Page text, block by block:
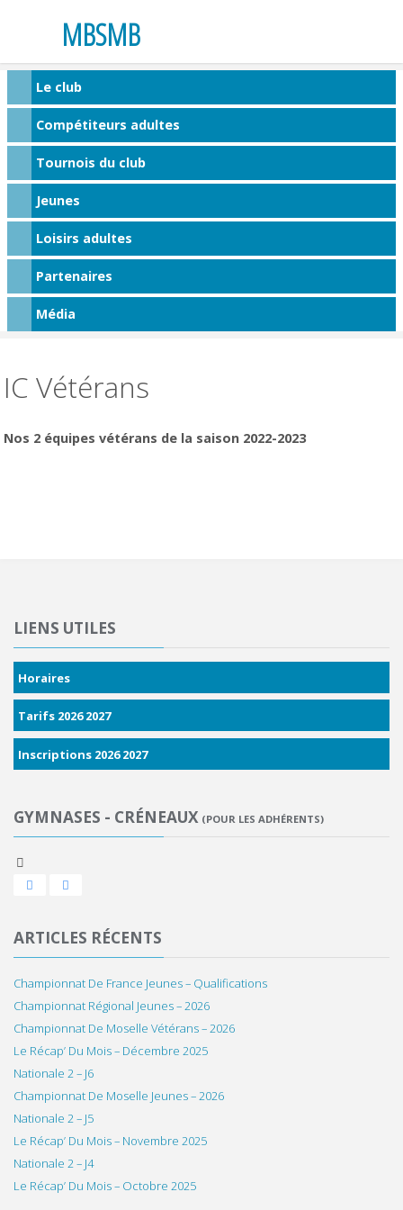
MBSMB
Le club
Compétiteurs adultes
Tournois du club
Jeunes
Loisirs adultes
Partenaires
Média
IC Vétérans
Nos 2 équipes vétérans de la saison 2022-2023
LIENS UTILES
Horaires
Tarifs 2026 2027
Inscriptions 2026 2027
GYMNASES - CRÉNEAUX
ARTICLES RÉCENTS
Championnat De France Jeunes – Qualifications
Championnat Régional Jeunes – 2026
Championnat De Moselle Vétérans – 2026
Le Récap’ Du Mois – Décembre 2025
Nationale 2 – J6
Championnat De Moselle Jeunes – 2026
Nationale 2 – J5
Le Récap’ Du Mois – Novembre 2025
Nationale 2 – J4
Le Récap’ Du Mois – Octobre 2025